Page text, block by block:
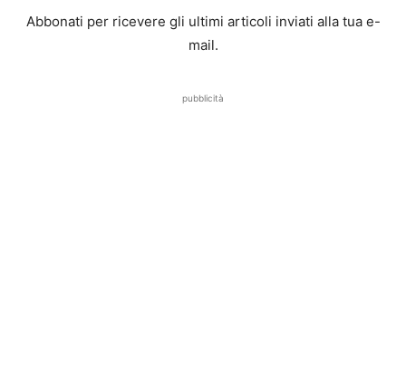
Abbonati per ricevere gli ultimi articoli inviati alla tua e-
mail.
pubblicità